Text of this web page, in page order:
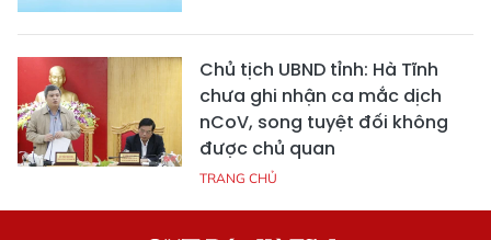
Chủ tịch UBND tỉnh: Hà Tĩnh
chưa ghi nhận ca mắc dịch
nCoV, song tuyệt đối không
được chủ quan
TRANG CHỦ